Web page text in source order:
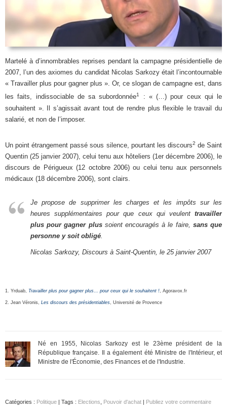
Martelé à d’innombrables reprises pendant la campagne présidentielle de
2007, l’un des axiomes du candidat Nicolas Sarkozy était l’incontournable
« Travailler plus pour gagner plus ». Or, ce slogan de campagne est, dans
les faits, indissociable de sa subordonnée1
: « (…) pour ceux qui le
souhaitent ». Il s’agissait avant tout de rendre plus flexible le travail du
salarié, et non de l’imposer.
Un point étrangement passé sous silence, pourtant les discours2 de Saint
Quentin (25 janvier 2007), celui tenu aux hôteliers (1er décembre 2006), le
discours de Périgueux (12 octobre 2006) ou celui tenu aux personnels
médicaux (18 décembre 2006), sont clairs.
Je propose de supprimer les charges et les impôts sur les
heures supplémentaires pour que ceux qui veulent travailler
plus pour gagner plussoient encouragés à le faire, sans que
personne y soit obligé
Nicolas Sarkozy, Discours à Saint-Quentin, le 25 janvier 2007
1. Yrduab, Travailler plus pour gagner plus… pour ceux qui le souhaitent ! , Agoravox.fr
2. Jean Véronis, Les discours des présidentiables , Université de Provence
Né en 1955, Nicolas Sarkozy est le 23ème président de la
République française. Il a également été Ministre de l'Intérieur, et
Ministre de l'Économie, des Finances et de l'Industrie.
Catégories : Politique | Tags : Elections Pouvoir d'achat | Publiez votre commentaire